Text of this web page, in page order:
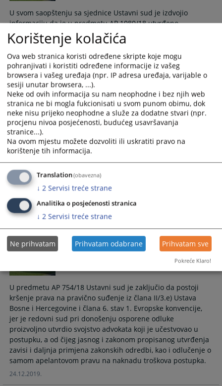
U svom saopštenju sa sjednice Ustavni sud je izdvojio
informaciju da je u predmetu AP 1080/18 utvrđeno
postojanje kršenja apelanticinog ustavnog prava na pravično
suđenje iz člana II/3.e) Ustava Bosne i Hercegovine jer
redovni sud nije razmotrio važno pitanje, odnosno da li se u
konkretnom slučaju radi o državnoj imovini u smislu Zakona
o privremenoj zabrani raspolaganja državnom imovinom
Bosne i Hercegovine.
29.01.2020.
Ustavni sud Bosne i Hercegovine održao
redovnu, 100. sjednicu Velikog vijeća
U predmetu AP 5055/18 Ustavni sud je zaključio da je
prekršeno apelantovo pravo na djelotvoran pravni lijek iz
člana 13. Evropske konvencije za zaštitu ljudskih prava i
osnovnih sloboda (Evropska konvencija) u vezi sa pravom na
pristup sudu iz člana II/3.e) Ustava Bosne i Hercegovine i
člana 6. stav 1. Evropske konvencije.
Ustavni sud Bosne i Hercegovine održao
redovnu, 99. sjednicu Velikog vijeća
U predmetu AP 754/18 Ustavni sud je zaključio da postoji
kršenje prava na pravično suđenje iz člana II/3.e) Ustava
Bosne i Hercegovine i člana 6. stav 1. Evropske konvencije,
jer je redovni sud pri donošenju osporene odluke
proizvoljno utvrdio svojstvo advokata koji je učestvovao u
postupku, a od čijeg jasnog i zakonom propisanog utvrđenja
zavisi i daljnja primjena zakonskih odredbi, kao i odlučenje o
samom apelantovom pravu na naknadu troškova postupka.
24.12.2019.
Korištenje kolačića
Ova web stranica koristi određene skripte koje mogu
pohranjivati i koristiti određene informacije iz vašeg
browsera i vašeg uređaja (npr. IP adresa uređaja, varijable o
sesiji unutar browsera, ...).
Neke od ovih informacija su nam neophodne i bez njih web
stranica ne bi mogla fukcionisati u svom punom obimu, dok
neke nisu prijeko neophodne a služe za dodatne stvari (npr.
procjenu nivoa posjećenosti, budućeg usavršavanja
stranice...).
Na ovom mjestu možete dozvoliti ili uskratiti pravo na
korištenje tih informacija.
Translation(obavezna)
↓ 2 Servisi treće strane
Analitika o posjećenosti stranica
↓ 2 Servisi treće strane
Ne prihvatam Prihvatam odabrane Prihvatam sve
Pokreće Klaro!